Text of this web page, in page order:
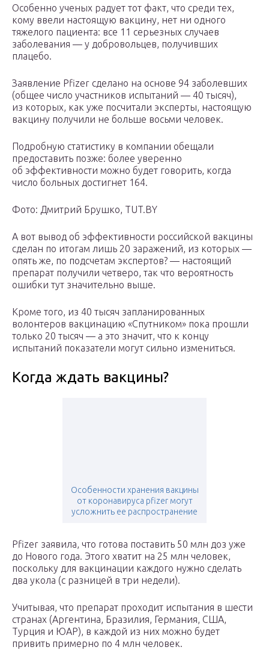
Особенно ученых радует тот факт, что среди тех,
кому ввели настоящую вакцину, нет ни одного
тяжелого пациента: все 11 серьезных случаев
заболевания — у добровольцев, получивших
плацебо.
Заявление Pfizer сделано на основе 94 заболевших
(общее число участников испытаний — 40 тысяч),
из которых, как уже посчитали эксперты, настоящую
вакцину получили не больше восьми человек.
Подробную статистику в компании обещали
предоставить позже: более уверенно
об эффективности можно будет говорить, когда
число больных достигнет 164.
Фото: Дмитрий Брушко, TUT.BY
А вот вывод об эффективности российской вакцины
сделан по итогам лишь 20 заражений, из которых —
опять же, по подсчетам экспертов? — настоящий
препарат получили четверо, так что вероятность
ошибки тут значительно выше.
Кроме того, из 40 тысяч запланированных
волонтеров вакцинацию «Спутником» пока прошли
только 20 тысяч — а это значит, что к концу
испытаний показатели могут сильно измениться.
Когда ждать вакцины?
Особенности хранения вакцины
от коронавируса pfizer могут
усложнить ее распространение
Pfizer заявила, что готова поставить 50 млн доз уже
до Нового года. Этого хватит на 25 млн человек,
поскольку для вакцинации каждого нужно сделать
два укола (с разницей в три недели).
Учитывая, что препарат проходит испытания в шести
странах (Аргентина, Бразилия, Германия, США,
Турция и ЮАР), в каждой из них можно будет
привить примерно по 4 млн человек.